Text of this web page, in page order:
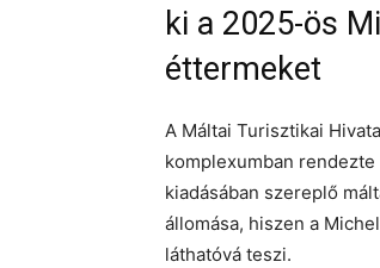
ki a 2025-ös
éttermeket
A Máltai Turisztikai
komplexumban
kiadásában szereplő
állomása, hiszen a
láthatóvá teszi.